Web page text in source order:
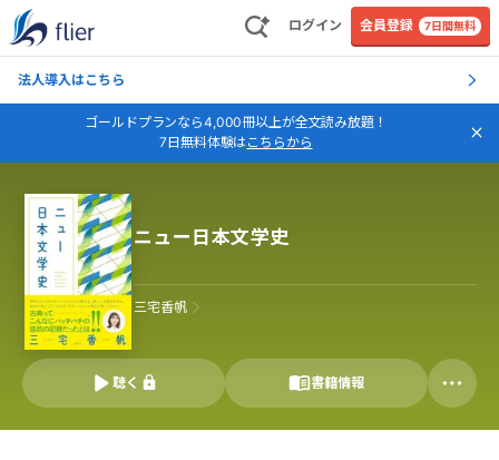
ログイン 会員登録 7日間無料
法人導入はこちら
ゴールドプランなら4,000冊以上が全文読み放題！
7日無料体験はこちらから
ニュー日本文学史
三宅香帆
聴く 書籍情報